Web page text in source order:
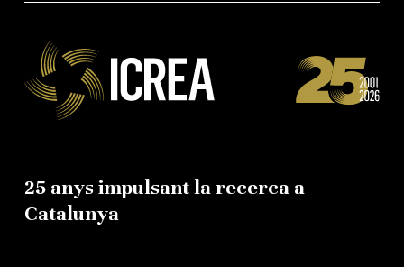
25 anys impulsant la recerca a
Catalunya